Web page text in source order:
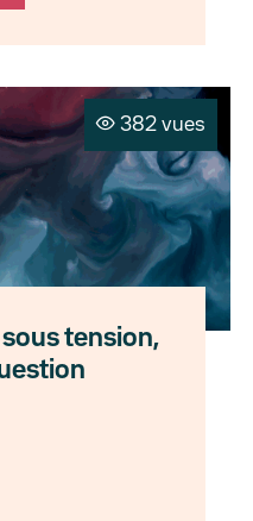
382 vues
tension,